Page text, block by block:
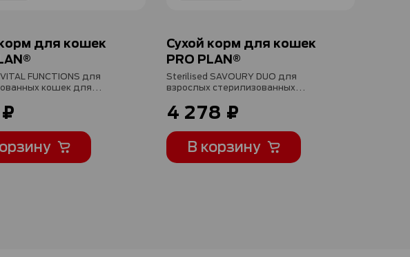
для кошек
FUNCTIONS для
кошек для
с лососем,
Сухой корм для кошек
PRO PLAN®
Sterilised SAVOURY DUO для
взрослых стерилизованных
печенью, 3 кг
4 278 ₽
В корзину